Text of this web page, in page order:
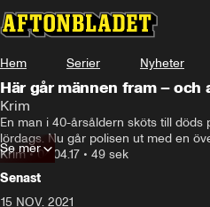
Hem Serier Nyheter
Här går männen fram – och
Krim
En man i 40-årsåldern sköts till döds
lördags. Nu går polisen ut med en
från allmänheten. Mejla tips till
Krim•04.04.17 • 49 sek
Se mer
Senast
15 NOV. 2021